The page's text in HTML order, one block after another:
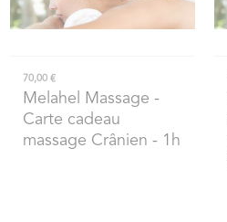
70,00 €
Melahel Massage -
Carte cadeau
massage Crânien - 1h